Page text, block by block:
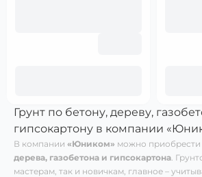
Грунт по бетону, дереву,
гипсокартону в компании
В компании «Юником» можно приобрести
дерева, газобетона и гипсокартона.
мастерам, так и новичкам, главное –